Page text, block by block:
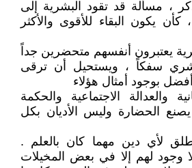
، مسألة قد تقود البشرية إلى
يكون البقاء للأقوى والأكثر
يعتبرون أنفسهم متحضرين جداً
سفكاً ، ويستحيل أن ترقى
بوجود أمثال هؤلاء
والعدالة الاجتماعية والحكمة
الحضارة وليس الأديان بكل
لأي دين مهما كان بالعلم .
وجود لهم إلا في بعض المخيلات